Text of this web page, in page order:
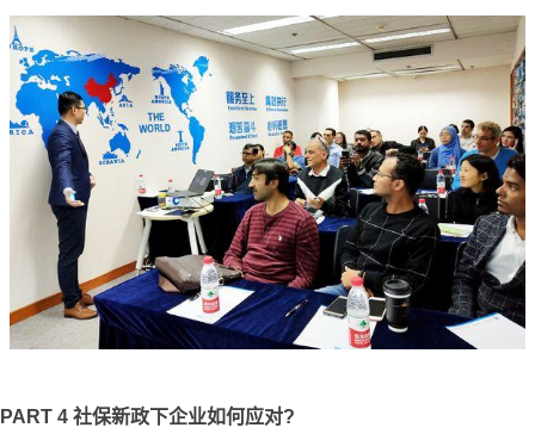
PART 4 社保新政下企业如何应对?